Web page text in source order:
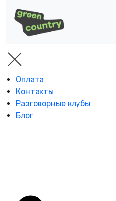
Оплата
Контакты
Разговорные клубы
Блог